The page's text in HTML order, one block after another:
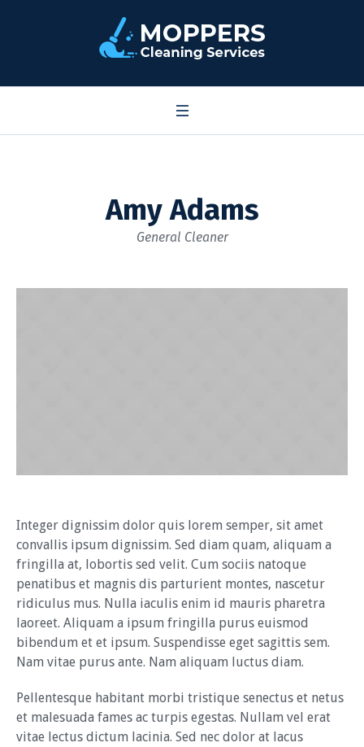
Amy Adams
General Cleaner
Integer dignissim dolor quis lorem semper, sit amet
convallis ipsum dignissim. Sed diam quam, aliquam a
fringilla at, lobortis sed velit. Cum sociis natoque
penatibus et magnis dis parturient montes, nascetur
ridiculus mus. Nulla iaculis enim id mauris pharetra
laoreet. Aliquam a ipsum fringilla purus euismod
bibendum et et ipsum. Suspendisse eget sagittis sem.
Nam vitae purus ante. Nam aliquam luctus diam.
Pellentesque habitant morbi tristique senectus et netus
et malesuada fames ac turpis egestas. Nullam vel erat
vitae lectus dictum lacinia. Sed nec dolor at lacus